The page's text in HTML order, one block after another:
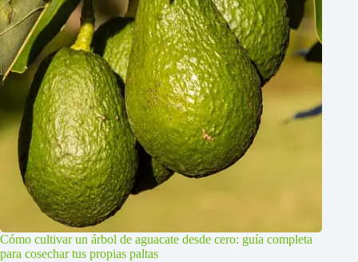
Cómo cultivar un árbol de aguacate desde cero: guía completa
para cosechar tus propias paltas